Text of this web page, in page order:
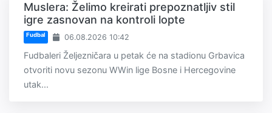
Muslera: Želimo kreirati prepoznatljiv stil
igre zasnovan na kontroli lopte
Fudbal 06.08.2026 10:42
Fudbaleri Željezničara u petak će na stadionu Grbavica
otvoriti novu sezonu WWin lige Bosne i Hercegovine
utak...